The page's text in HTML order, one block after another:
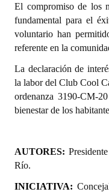
Registros y Distinciones
Datos Históricos
Premio al Mérito -
Audiencias Públicas -
Mujeres que Dejaron
Ciudadano Ilustre -
El compromiso de los
fundamental para el
voluntario han
referente en la
La declaración de
la labor del Club Cool
ordenanza 3190-CM-
bienestar de los
AUTORES:
Río.
INICIATIVA: